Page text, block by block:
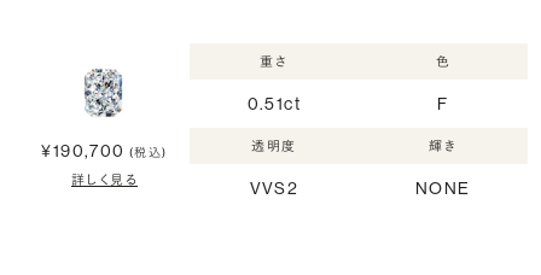
¥190,700 (税込)
詳しく見る
重さ
0.51ct
色
F
透明度
VVS2
輝き
NONE